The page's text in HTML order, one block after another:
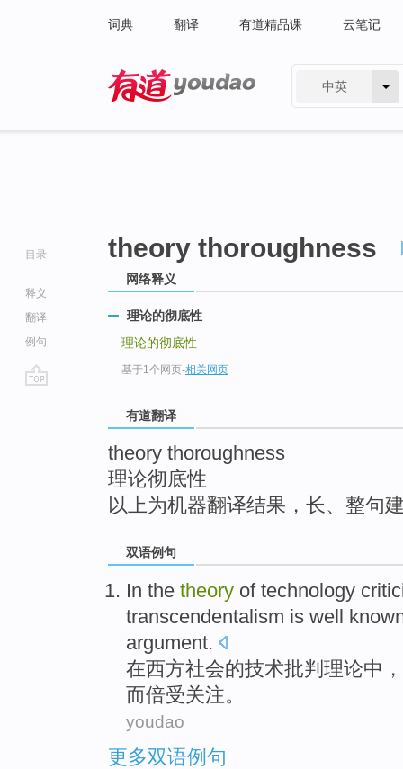
词典 翻译 有道精品课 云笔记
中英
目录
释义
翻译
例句
theory thoroughness
网络释义
理论的彻底性
理论的彻底性
基于1个网页-相关网页
有道翻译
theory thoroughness
理论彻底性
以上为机器翻译结果，长、整句
双语例句
In the theory of technology
transcendentalism is well
argument.
在西方社会的技术批判 理论中，
而倍受关注。
youdao
更多双语例句